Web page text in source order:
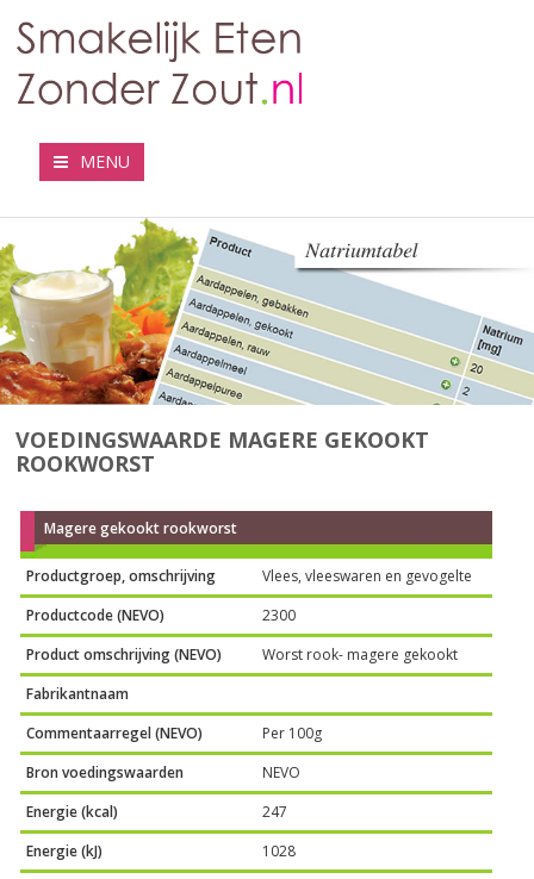
MENU
VOEDINGSWAARDE MAGERE GEKOOKT
ROOKWORST
Magere gekookt rookworst
Productgroep, omschrijving
Vlees, vleeswaren en gevogelte
Productcode (NEVO)
2300
Product omschrijving (NEVO)
Worst rook- magere gekookt
Fabrikantnaam
Commentaarregel (NEVO)
Per 100g
Bron voedingswaarden
NEVO
Energie (kcal)
247
Energie (kJ)
1028